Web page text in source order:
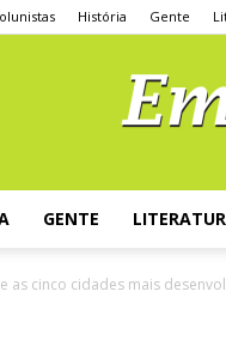
História Gente
GENTE
as cinco cidades mais